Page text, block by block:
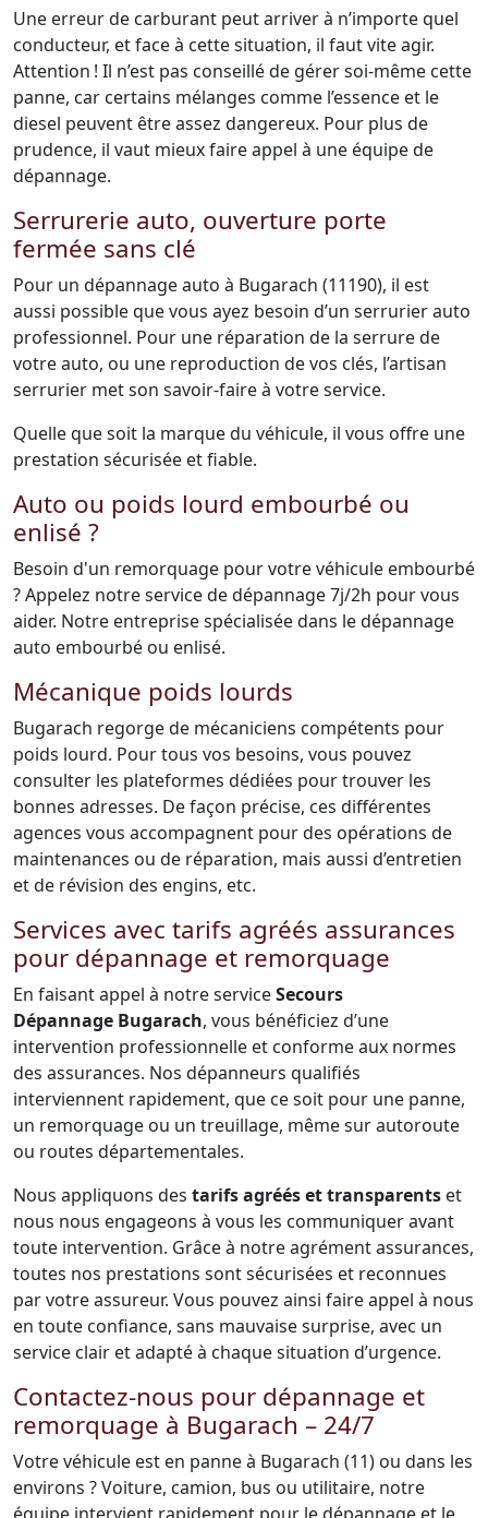
Une erreur de carburant peut arriver à n’importe quel
conducteur, et face à cette situation, il faut vite agir.
Attention ! Il n’est pas conseillé de gérer soi-même cette
panne, car certains mélanges comme l’essence et le
diesel peuvent être assez dangereux. Pour plus de
prudence, il vaut mieux faire appel à une équipe de
dépannage.
Serrurerie auto, ouverture porte
fermée sans clé
Pour un dépannage auto à Bugarach (11190), il est
aussi possible que vous ayez besoin d’un serrurier auto
professionnel. Pour une réparation de la serrure de
votre auto, ou une reproduction de vos clés, l’artisan
serrurier met son savoir-faire à votre service.
Quelle que soit la marque du véhicule, il vous offre une
prestation sécurisée et fiable.
Auto ou poids lourd embourbé ou
enlisé ?
Besoin d'un remorquage pour votre véhicule embourbé
? Appelez notre service de dépannage 7j/2h pour vous
aider. Notre entreprise spécialisée dans le dépannage
auto embourbé ou enlisé.
Mécanique poids lourds
Bugarach regorge de mécaniciens compétents pour
poids lourd. Pour tous vos besoins, vous pouvez
consulter les plateformes dédiées pour trouver les
bonnes adresses. De façon précise, ces différentes
agences vous accompagnent pour des opérations de
maintenances ou de réparation, mais aussi d’entretien
et de révision des engins, etc.
Services avec tarifs agréés assurances
pour dépannage et remorquage
En faisant appel à notre serviceSecours
Dépannage Bugarach, vous bénéficiez d’une
intervention professionnelle et conforme aux normes
des assurances. Nos dépanneurs qualifiés
interviennent rapidement, que ce soit pour une panne,
un remorquage ou un treuillage, même sur autoroute
ou routes départementales.
Nous appliquons des tarifs agréés et transparents et
nous nous engageons à vous les communiquer avant
toute intervention. Grâce à notre agrément assurances,
toutes nos prestations sont sécurisées et reconnues
par votre assureur. Vous pouvez ainsi faire appel à nous
en toute confiance, sans mauvaise surprise, avec un
service clair et adapté à chaque situation d’urgence.
Contactez-nous pour dépannage et
remorquage à Bugarach – 24/7
Votre véhicule est en panne à Bugarach (11) ou dans les
environs ? Voiture, camion, bus ou utilitaire, notre